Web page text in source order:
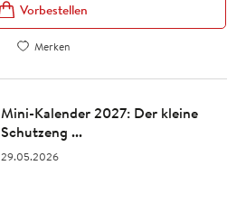
Vorbestellen
Merken
Mini-Kalender 2027: Der kleine
Schutzeng ...
29.05.2026